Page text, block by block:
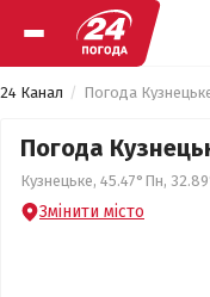
24 Канал Погода
Погода
Кузнецьке, 45.47°Пн,
Змінити місто